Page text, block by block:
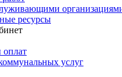
ресурсы
оплат
услуг